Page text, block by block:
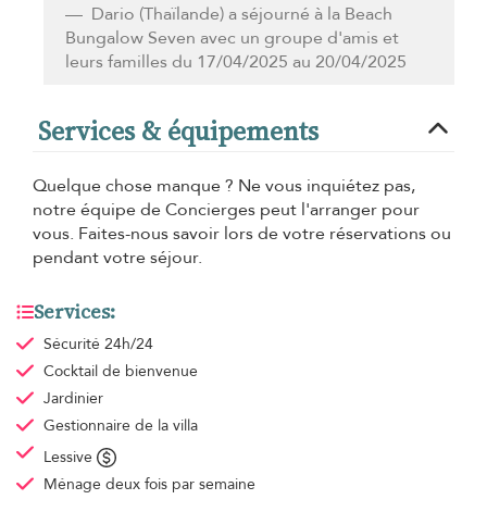
Dario (Thaïlande) a séjourné à la Beach
Bungalow Seven avec un groupe d'amis et
leurs familles du 17/04/2025 au 20/04/2025
Services & équipements
Quelque chose manque ? Ne vous inquiétez pas,
notre équipe de Concierges peut l'arranger pour
vous. Faites-nous savoir lors de votre réservations ou
pendant votre séjour.
Services:
Sécurité 24h/24
Cocktail de bienvenue
Jardinier
Gestionnaire de la villa
Lessive
Ménage deux fois par semaine